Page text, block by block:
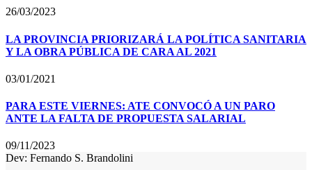
26/03/2023
LA PROVINCIA PRIORIZARÁ LA POLÍTICA SANITARIA
Y LA OBRA PÚBLICA DE CARA AL 2021
03/01/2021
PARA ESTE VIERNES: ATE CONVOCÓ A UN PARO
ANTE LA FALTA DE PROPUESTA SALARIAL
09/11/2023
Dev: Fernando S. Brandolini